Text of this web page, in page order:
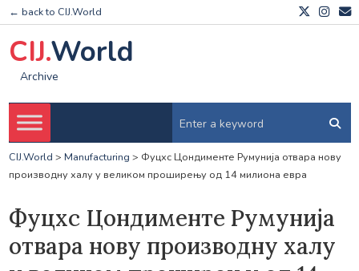
← back to CIJ.World
CIJ.World
Archive
CIJ.World > Manufacturing > Фуцхс Цондименте Румунија отвара нову
производну халу у великом проширењу од 14 милиона евра
Фуцхс Цондименте Румунија
отвара нову производну халу